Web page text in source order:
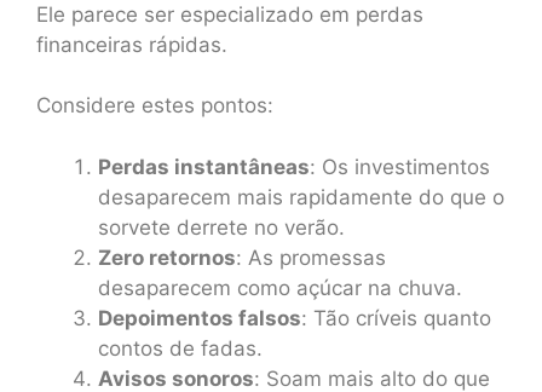
Ele parece ser especializado em perdas
financeiras rápidas.
Considere estes pontos:
Perdas instantâneas: Os investimentos
desaparecem mais rapidamente do que o
sorvete derrete no verão.
Zero retornos: As promessas
desaparecem como açúcar na chuva.
Depoimentos falsos: Tão críveis quanto
contos de fadas.
Avisos sonoros: Soam mais alto do que